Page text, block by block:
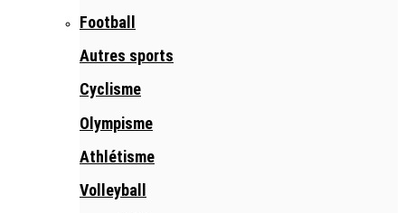
Football
Autres sports
Cyclisme
Olympisme
Athlétisme
Volleyball